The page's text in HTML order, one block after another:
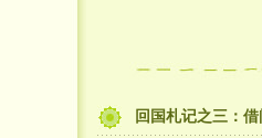
回国札记之三：